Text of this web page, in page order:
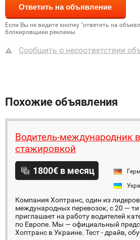
Если Вы не видите кнопку "ответить на
блокировщики рекламы
Сообщить о несоответствии
Похожие объявления
Водитель-международник
стажировкой
1800€ в месяц
Компания Хоптранс, один из
международных перевозок, с 20 — ти
приглашает на работу водителей
по Европе. Мы — официальный
Хоптранс в Украине. Тест - драйв,